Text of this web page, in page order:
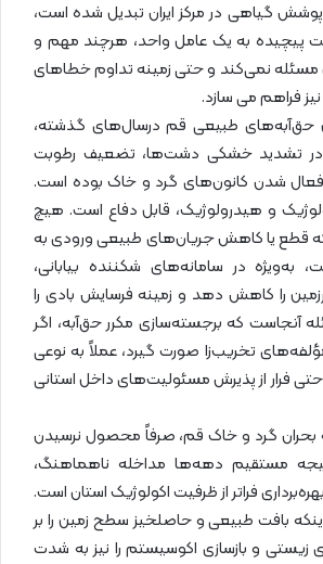
گیاهی در مرکز ایران تبدیل شده است،
پیچیده به یک عامل واحد، هرچند مهم و
مسئله نمی‌کند و حتی زمینه تداوم خطاهای
نیز فراهم می سازد.
حق‌آبه‌های طبیعی قم درسال‌های گذشته،
در تشدید خشکی دشت‌ها، تضعیف رطوبت
شدن کانون‌های گرد و خاک بوده است.
و هیدرولوژیک، قابل دفاع است. هیچ
قطع یا کاهش جریان‌های طبیعی ورودی به
به‌ویژه در سامانه‌های شکننده بیابانی،
را کاهش دهد و زمینه فرسایش بادی را
آنجاست که برجسته‌سازی مکرر حق‌آبه، اگر
تخریب‌زا صورت گیرد، عملاً به نوعی
فرار از پذیرش مسئولیت‌های داخل استانی
گرد و خاک قم، صرفاً محصول نرسیدن
مستقیم دهه‌ها مداخله ناهماهنگ،
فراتر از ظرفیت اکولوژیک استان است.
بافت طبیعی و حاصلخیز سطح زمین را بر
زیستی و بازسازی اکوسیستم را نیز به شدت